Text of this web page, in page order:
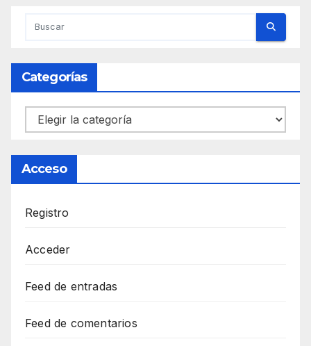
Categorías
Categorías
Acceso
Registro
Acceder
Feed de entradas
Feed de comentarios